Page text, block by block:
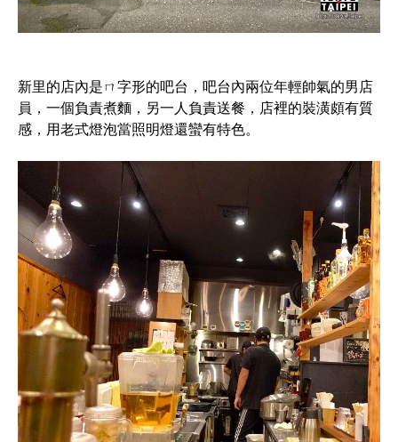
新里的店內是ㄇ字形的吧台，吧台內兩位年輕帥氣的男店
員，一個負責煮麵，另一人負責送餐，店裡的裝潢頗有質
感，用老式燈泡當照明燈還蠻有特色。